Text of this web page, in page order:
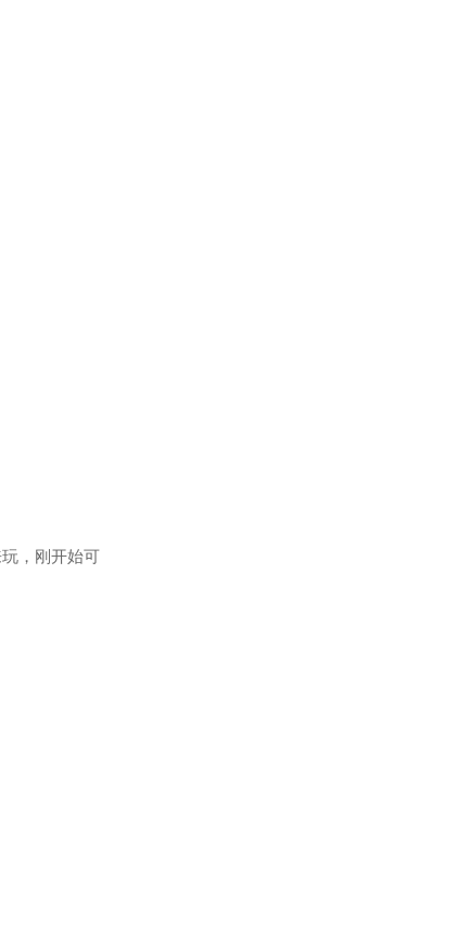
，刚开始可